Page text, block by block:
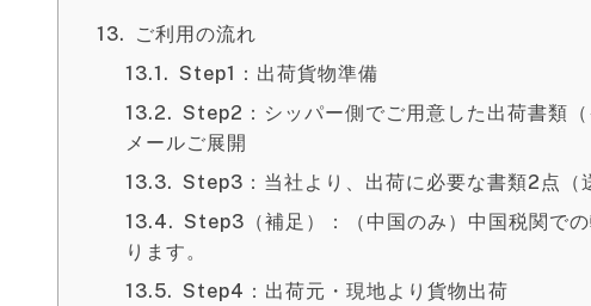
ご利用の流れ
Step1：出荷貨物準備
Step2：シッパー側でご用意した出荷書類
メールご展開
Step3：当社より、出荷に必要な書類2点（
Step3（補足）：（中国のみ）中国税関で
ります。
Step4：出荷元・現地より貨物出荷